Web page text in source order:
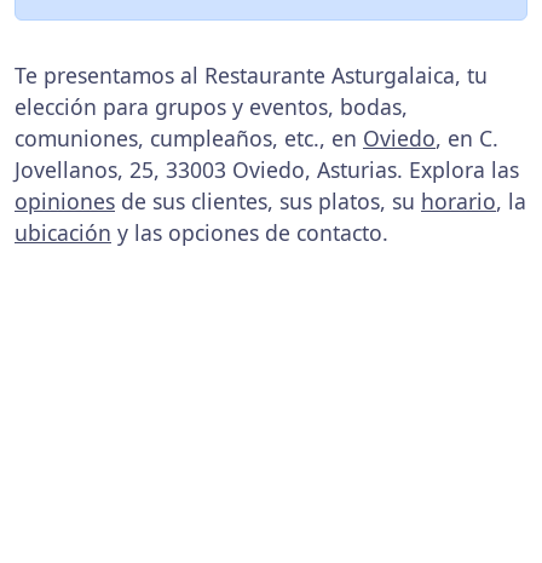
Te presentamos al Restaurante Asturgalaica, tu
elección para grupos y eventos, bodas,
comuniones, cumpleaños, etc., en Oviedo, en C.
Jovellanos, 25, 33003 Oviedo, Asturias. Explora las
opiniones de sus clientes, sus platos, su horario, la
ubicación y las opciones de contacto.